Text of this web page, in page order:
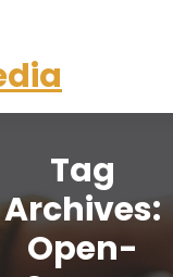
Tag
Archives:
Open-